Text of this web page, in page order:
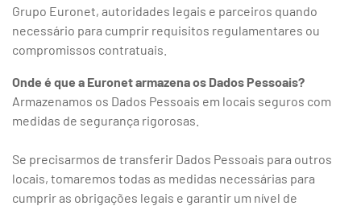
Grupo Euronet, autoridades legais e parceiros quando
necessário para cumprir requisitos regulamentares ou
compromissos contratuais.
Onde é que a Euronet armazena os Dados Pessoais?
Armazenamos os Dados Pessoais em locais seguros com
medidas de segurança rigorosas.
Se precisarmos de transferir Dados Pessoais para outros
locais, tomaremos todas as medidas necessárias para
cumprir as obrigações legais e garantir um nível de